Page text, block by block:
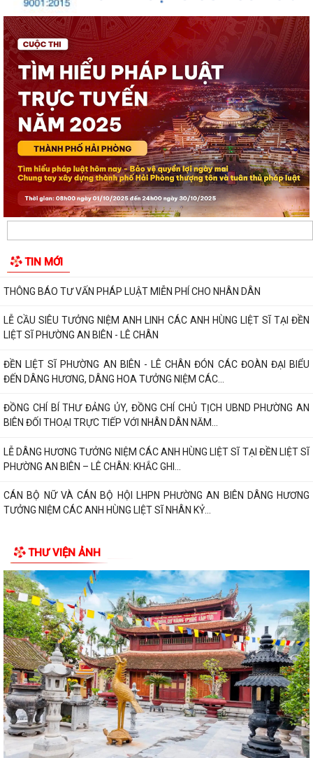
TIN MỚI
UBND phường An Biên phát động hưởng ứng Cuộc thi và Triển lãm
ảnh nghệ thuật cấp quốc gia “Tự hào...
ĐỒNG CHÍ PHÓ BÍ THƯ THƯỜNG TRỰC ĐẢNG ỦY PHƯỜNG DỰ SINH
HOẠT CHI BỘ THÁNG 8 TẠI CHI BỘ TRƯỜNG MẦM...
UBND phường An Biên lập Điều chỉnh cục bộ quy hoạch phân khu tỷ lệ
1/2.000 quận Lê Chân đến năm 2040
Thông báo về việc tăng cường bảo đảm trật tự an toàn giao thông,
trật tự đường hè trên địa bàn...
thuê mặt bằng của Công ty Cổ...
THÔNG BÁO TƯ VẤN PHÁP LUẬT MIỄN PHÍ CHO NHÂN DÂN
LỄ CẦU SIÊU TƯỞNG NIỆM ANH LINH CÁC ANH HÙNG LIỆT SĨ TẠI ĐỀN
LIỆT SĨ PHƯỜNG AN BIÊN - LÊ CHÂN
ĐỀN LIỆT SĨ PHƯỜNG AN BIÊN - LÊ CHÂN ĐÓN CÁC ĐOÀN ĐẠI BIỂU
ĐẾN DÂNG HƯƠNG, DÂNG HOA TƯỞNG NIỆM CÁC...
ĐỒNG CHÍ BÍ THƯ ĐẢNG ỦY, ĐỒNG CHÍ CHỦ TỊCH UBND PHƯỜNG AN
BIÊN ĐỐI THOẠI TRỰC TIẾP VỚI NHÂN DÂN NĂM...
LỄ DÂNG HƯƠNG TƯỞNG NIỆM CÁC ANH HÙNG LIỆT SĨ TẠI ĐỀN LIỆT SĨ
PHƯỜNG AN BIÊN – LÊ CHÂN: KHẮC GHI...
CÁN BỘ NỮ VÀ CÁN BỘ HỘI LHPN PHƯỜNG AN BIÊN DÂNG HƯƠNG
TƯỞNG NIỆM CÁC ANH HÙNG LIỆT SĨ NHÂN KỶ...
TIẾN ĐỘ GIẢI PHÓNG MẶT BẰNG DỰ ÁN TUYẾN...
TRAO TẶNG QUÀ TRI ÂN THƯƠNG BINH, GIA ĐÌNH LIỆT SĨ CÓ HOÀN
CẢNH KHÓ KHĂN NHÂN KỶ NIỆM 79 NĂM NGÀY...
PHƯỜNG AN BIÊN TRIỂN KHAI CÔNG TÁC PHỤC VỤ LỄ DÂNG HƯƠNG
VÀ LỄ CẦU SIÊU TẠI ĐỀN LIỆT SĨ PHƯỜNG AN...
Phường An Biên triển khai kế hoạch duy trì mô hình “Vỉa hè sạch đẹp -
Người đi bộ an toàn”
Thông báo về việc tổ chức Lễ Dâng hương và Lễ Cầu siêu Nhân kỷ niệm
79 năm Ngày Thương binh - Liệt...
THƯ VIỆN ẢNH